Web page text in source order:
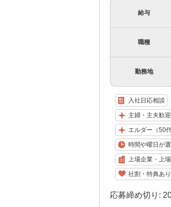
給与
職種
勤務地
入社日応相談
主婦・主夫歓迎
エルダー（50
時間や曜日が
上場企業・上
社割・特典あり
応募締め切り: